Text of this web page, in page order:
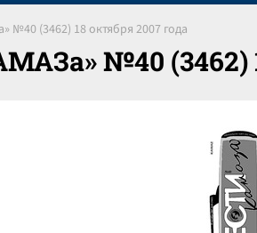
№40 (3462) 18 октября 2007 года
№40 (3462)